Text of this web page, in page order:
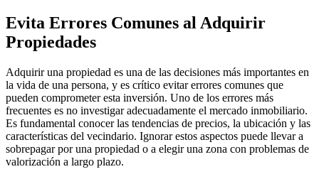
Evita Errores Comunes al Adquirir
Propiedades
Adquirir una propiedad es una de las decisiones más importantes en
la vida de una persona, y es crítico evitar errores comunes que
pueden comprometer esta inversión. Uno de los errores más
frecuentes es no investigar adecuadamente el mercado inmobiliario.
Es fundamental conocer las tendencias de precios, la ubicación y las
características del vecindario. Ignorar estos aspectos puede llevar a
sobrepagar por una propiedad o a elegir una zona con problemas de
valorización a largo plazo.